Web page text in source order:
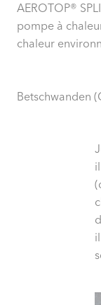
AEROTOP®
pompe à
chaleur
Betschwanden